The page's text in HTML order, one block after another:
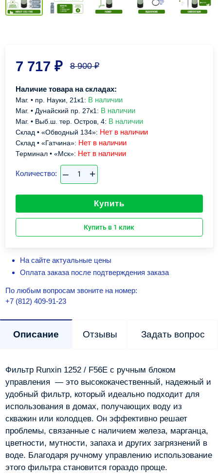
7 717 ₽ 8 900₽
Наличие товара на складах:
Маг. • пр. Науки, 21к1: В наличии
Маг. • Дунайский пр. 27к1: В наличии
Маг. • Выб.ш. тер. Остров, 4: В наличии
Склад • «Обводный 134»: Нет в наличии
Склад • «Гатчина»: Нет в наличии
Терминал • «Мск»: Нет в наличии
Количество: – +
Купить
Купить в 1 клик
На сайте актуальные цены
Оплата заказа после подтверждения заказа
По любым вопросам звоните на номер:
+7 (812) 409-91-23
Описание Отзывы Задать вопрос
Фильтр Runxin 1252 / F56E с ручным блоком
управления — это высококачественный, надежный и
удобный фильтр, который идеально подходит для
использования в домах, получающих воду из
скважин или колодцев. Он эффективно решает
проблемы, связанные с наличием железа, марганца,
цветности, мутности, запаха и других загрязнений в
воде. Благодаря ручному управлению использование
этого фильтра становится гораздо проще.